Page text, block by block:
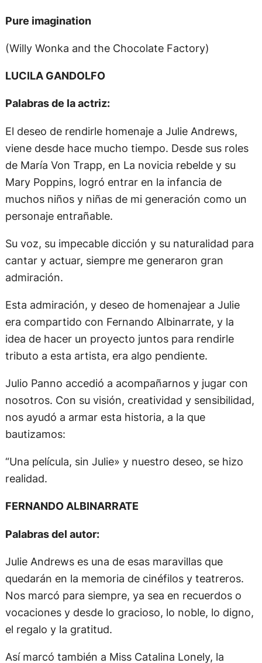
Pure imagination
(Willy Wonka and the Chocolate Factory)
LUCILA GANDOLFO
Palabras de la actriz:
El deseo de rendirle homenaje a Julie Andrews,
viene desde hace mucho tiempo. Desde sus roles
de María Von Trapp, en La novicia rebelde y su
Mary Poppins, logró entrar en la infancia de
muchos niños y niñas de mi generación como un
personaje entrañable.
Su voz, su impecable dicción y su naturalidad para
cantar y actuar, siempre me generaron gran
admiración.
Esta admiración, y deseo de homenajear a Julie
era compartido con Fernando Albinarrate, y la
idea de hacer un proyecto juntos para rendirle
tributo a esta artista, era algo pendiente.
Julio Panno accedió a acompañarnos y jugar con
nosotros. Con su visión, creatividad y sensibilidad,
nos ayudó a armar esta historia, a la que
bautizamos:
“Una película, sin Julie» y nuestro deseo, se hizo
realidad.
FERNANDO ALBINARRATE
Palabras del autor:
Julie Andrews es una de esas maravillas que
quedarán en la memoria de cinéfilos y teatreros.
Nos marcó para siempre, ya sea en recuerdos o
vocaciones y desde lo gracioso, lo noble, lo digno,
el regalo y la gratitud.
Así marcó también a Miss Catalina Lonely, la